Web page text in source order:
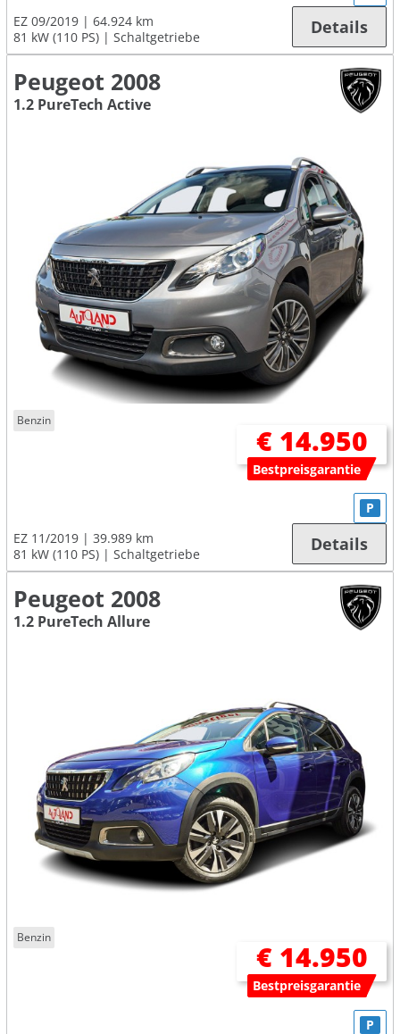
EZ 09/2019
64.924 km
81 kW (110 PS)
Schaltgetriebe Details
Peugeot 2008
1.2 PureTech Active
Benzin
€ 14.950
Bestpreisgarantie
EZ 11/2019
39.989 km
81 kW (110 PS)
Schaltgetriebe
P
Details
Peugeot 2008
1.2 PureTech Allure
Benzin
€ 14.950
Bestpreisgarantie
P